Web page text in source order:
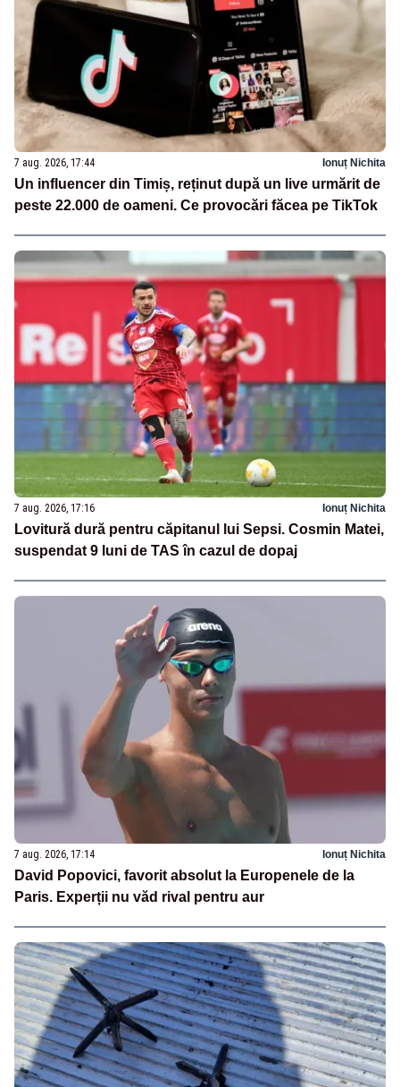
7 aug. 2026, 17:44 Ionuț Nichita
Un influencer din Timiș, reținut după un live urmărit de
peste 22.000 de oameni. Ce provocări făcea pe TikTok
7 aug. 2026, 17:16 Ionuț Nichita
Lovitură dură pentru căpitanul lui Sepsi. Cosmin Matei,
suspendat 9 luni de TAS în cazul de dopaj
7 aug. 2026, 17:14 Ionuț Nichita
David Popovici, favorit absolut la Europenele de la
Paris. Experții nu văd rival pentru aur